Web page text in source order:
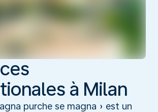
à Milan
purche se magna » est un